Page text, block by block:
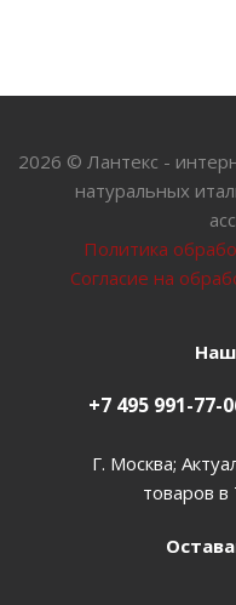
2026 © Лантекс -
натуральных
Политика
Согласие на
+7 495 991-77-
Г. Москва;
товаров в